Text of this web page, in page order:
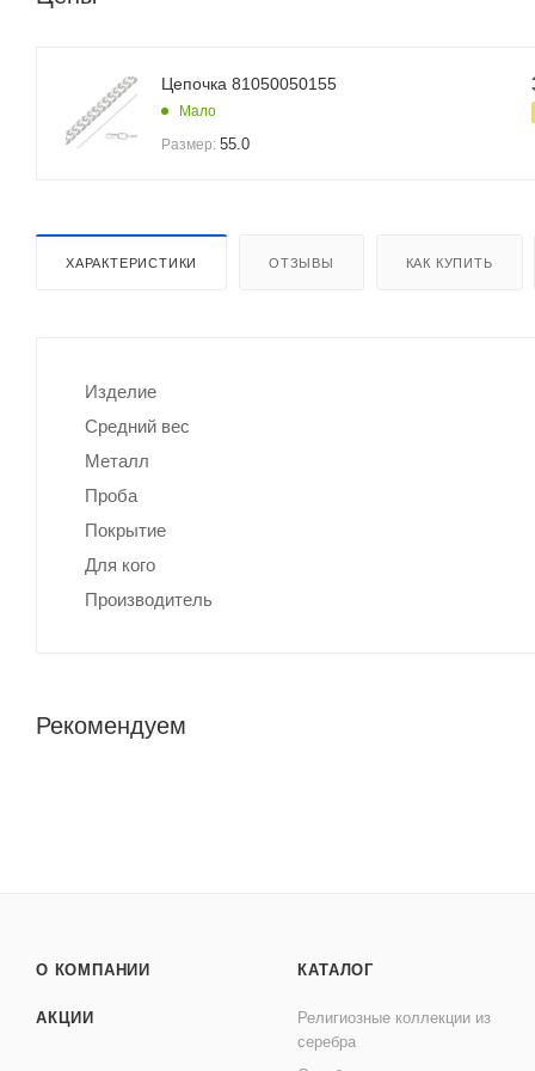
Цепочка 81050050155
Мало
Размер: 55.0
ХАРАКТЕРИСТИКИ ОТЗЫВЫ КАК КУПИТЬ
Изделие
Средний вес
Металл
Проба
Покрытие
Для кого
Производитель
Рекомендуем
О КОМПАНИИ
АКЦИИ
КАТАЛОГ
Религиозные коллекции из
серебра